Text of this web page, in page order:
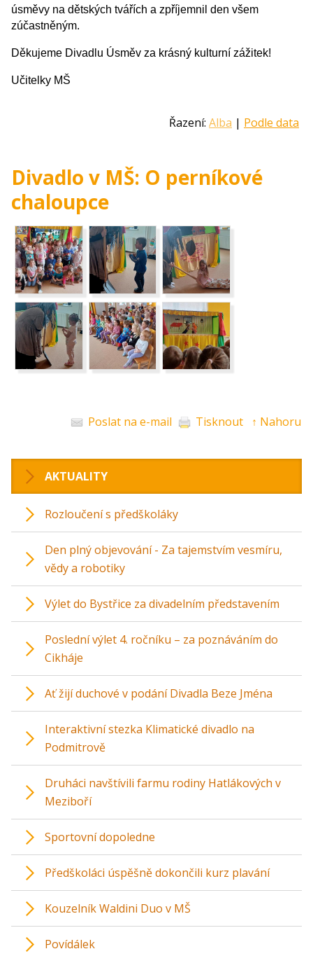
úsměvy na dětských tvářích a zpříjemnil den všem
zúčastněným.
Děkujeme Divadlu Úsměv za krásný kulturní zážitek!
Učitelky MŠ
Řazení: Alba | Podle data
Divadlo v MŠ: O perníkové
chaloupce
Poslat na e-mail Tisknout ↑ Nahoru
AKTUALITY
Rozloučení s předškoláky
Den plný objevování - Za tajemstvím vesmíru,
vědy a robotiky
Výlet do Bystřice za divadelním představením
Poslední výlet 4. ročníku – za poznáváním do
Cikháje
Ať žijí duchové v podání Divadla Beze Jména
Interaktivní stezka Klimatické divadlo na
Podmitrově
Druháci navštívili farmu rodiny Hatlákových v
Meziboří
Sportovní dopoledne
Předškoláci úspěšně dokončili kurz plavání
Kouzelník Waldini Duo v MŠ
Povídálek